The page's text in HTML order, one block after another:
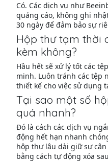
Có. Các dịch vụ như
quảng cáo, không ghi
30 ngày để đảm bảo sự
Hộp thư tạm thời
kèm không?
Hầu hết sẽ xử lý tốt các
minh. Luôn tránh các tệp
thiết kế cho việc sử dụng
Tại sao một số
quá nhanh?
Đó là cách các dịch vụ
động hết hạn nhanh
hộp thư lâu dài giữ sự
bằng cách tự động xóa